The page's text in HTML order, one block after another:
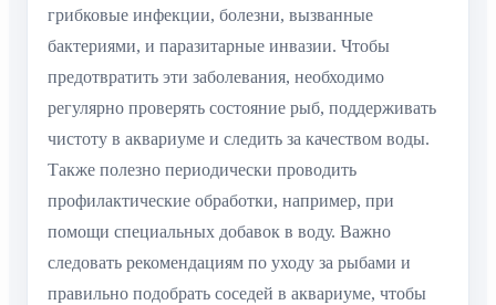
грибковые инфекции, болезни, вызванные
бактериями, и паразитарные инвазии. Чтобы
предотвратить эти заболевания, необходимо
регулярно проверять состояние рыб, поддерживать
чистоту в аквариуме и следить за качеством воды.
Также полезно периодически проводить
профилактические обработки, например, при
помощи специальных добавок в воду. Важно
следовать рекомендациям по уходу за рыбами и
правильно подобрать соседей в аквариуме, чтобы